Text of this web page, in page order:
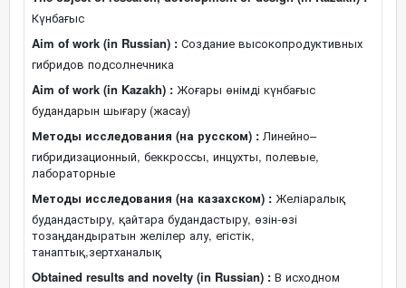
Күнбағыс
Aim of work (in Russian) : Создание высокопродуктивных
гибридов подсолнечника
Aim of work (in Kazakh) : Жоғары өнімді күнбағыс
будандарын шығару (жасау)
Методы исследования (на русском) : Линейно–
гибридизационный, беккроссы, инцухты, полевые,
лабораторные
Методы исследования (на казахском) : Желіаралық
будандастыру, қайтара будандастыру, өзін-өзі
тозаңдандыратын желілер алу, егістік,
танаптық,зертханалық
Obtained results and novelty (in Russian) : В исходном